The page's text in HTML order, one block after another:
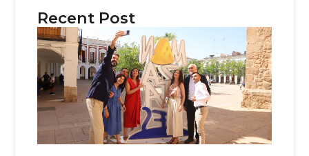
Recent Post